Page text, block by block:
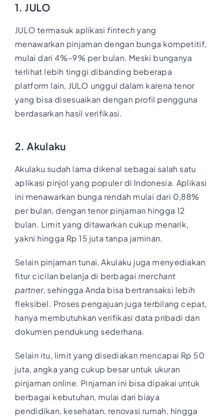
1. JULO
JULO termasuk aplikasi fintechyang
menawarkan pinjaman dengan bunga kompetitif,
mulai dari 4%–9% per bulan. Meski bunganya
terlihat lebih tinggi dibanding beberapa
platform lain, JULO unggul dalam karena tenor
yang bisa disesuaikan dengan profil pengguna
berdasarkan hasil verifikasi.
2. Akulaku
Akulaku sudah lama dikenal sebagai salah satu
aplikasi pinjol yang populer di Indonesia. Aplikasi
ini menawarkan bunga rendah mulai dari 0,88%
per bulan, dengan tenor pinjaman hingga 12
bulan. Limit yang ditawarkan cukup menarik,
yakni hingga Rp 15 juta tanpa jaminan.
Selain pinjaman tunai, Akulaku juga menyediakan
fitur cicilan belanja di berbagai merchant
partner, sehingga Anda bisa bertransaksi lebih
fleksibel. Proses pengajuan juga terbilang cepat,
hanya membutuhkan verifikasi data pribadi dan
dokumen pendukung sederhana.
Selain itu, limit yang disediakan mencapai Rp 50
juta, angka yang cukup besar untuk ukuran
pinjaman online. Pinjaman ini bisa dipakai untuk
berbagai kebutuhan, mulai dari biaya
pendidikan, kesehatan, renovasi rumah, hingga